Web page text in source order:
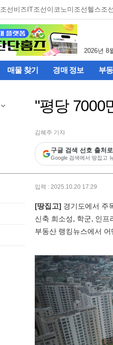
조선비즈IT조선이코노미조선헬스조선
2026년 8
매물 찾기 경매 정보 부
"평당 7000
김혜주 기자
구글 검색 선호 출처
Google 검색에서 땅집고
입력 : 2025.10.20 17:29
[땅집고] 경기도에서 주
신축 희소성, 학군, 인프
부동산 랭킹뉴스에서